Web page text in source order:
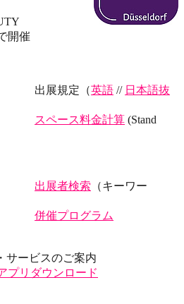
開催
出展規定（英語 // 日本語抜
スペース料金計算 (Stand
図
入 出展者検索 （キーワー
併催プログラム
ー
サービスのご案内
プリダウンロード